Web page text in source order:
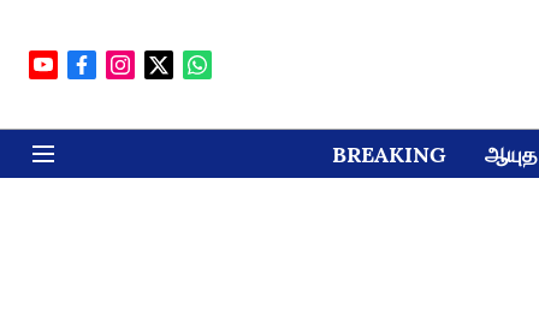
BREAKING ஆயுத